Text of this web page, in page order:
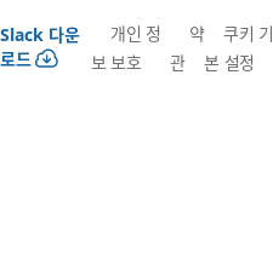
Slack 다운
로드
개인 정
보 보호
약
관
쿠키 기
본 설정